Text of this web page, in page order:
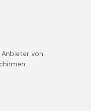
von